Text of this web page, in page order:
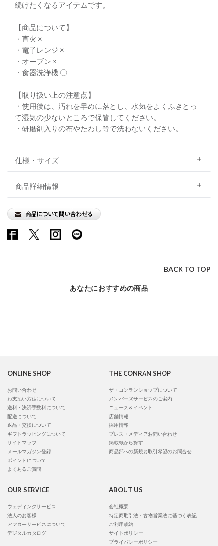
続けたくなるアイテムです。
【商品について】
・直火 ×
・電子レンジ ×
・オーブン ×
・食器洗浄機 〇
【取り扱い上の注意点】
・使用後は、汚れを早めに落とし、水気をよくふきとっ
て湿気の少ないところで保管してください。
・研磨剤入りの布やたわし等で洗わないください。
仕様・サイズ
商品詳細情報
BACK TO TOP
あなたにおすすめの商品
ONLINE SHOP
お問い合わせ
お支払い方法について
送料・決済手数料について
配送について
返品・交換について
ギフトラッピングについて
サイトマップ
メールマガジン登録
ポイントについて
よくあるご質問
THE CONRAN SHOP
ザ・コンランショップについて
メンバーズサービスのご案内
ニュース＆イベント
店舗情報
採用情報
プレス・メディアお問い合わせ
掲載紙から探す
商品部への新規お取引希望のお問合せ
OUR SERVICE
ウェディングサービス
法人のお客様
アフターサービスについて
デジタルカタログ
ABOUT US
会社概要
特定商取引法・古物営業法に基づく表記
ご利用規約
サイトポリシー
プライバシーポリシー